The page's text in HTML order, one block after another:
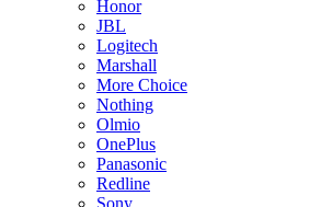
Honor
JBL
Logitech
Marshall
More Choice
Nothing
Olmio
OnePlus
Panasonic
Redline